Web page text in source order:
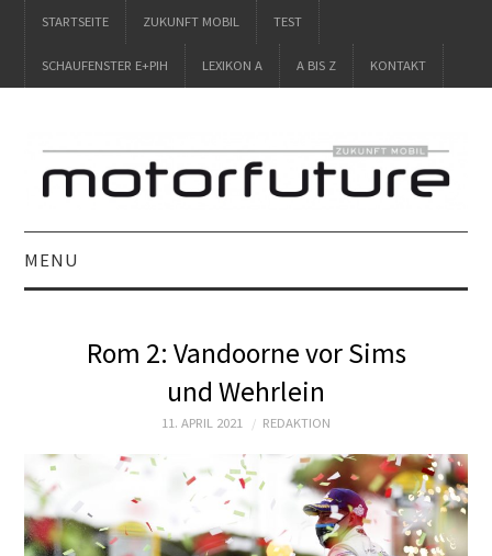
STARTSEITE ZUKUNFT MOBIL TEST
SCHAUFENSTER E+PIH LEXIKON A A BIS Z KONTAKT
MENU
ZUKUNFT MOBIL
SCHAUFENSTER
E+PIH
Rom 2: Vandoorne vor Sims
und Wehrlein
11. APRIL 2021 REDAKTION